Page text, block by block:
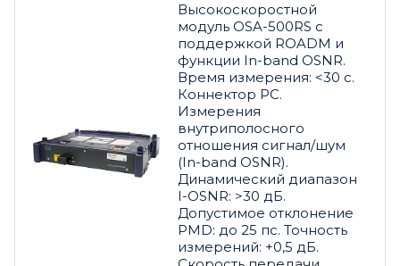
Высокоскоростной
модуль OSA-500RS с
поддержкой ROADM и
функции In-band OSNR.
Время измерения: <30 c.
Коннектор PC.
Измерения
внутриполосного
отношения сигнал/шум
(In-band OSNR).
Динамический диапазон
I-OSNR: >30 дБ.
Допустимое отклонение
PMD: до 25 пс. Точность
измерений: +0,5 дБ.